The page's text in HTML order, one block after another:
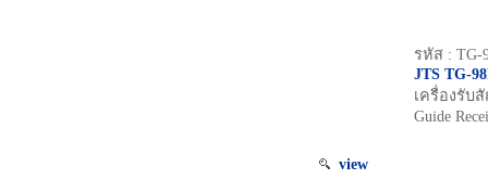
view
รหัส : TG-
JTS TG-
เครื่องรับ
Guide